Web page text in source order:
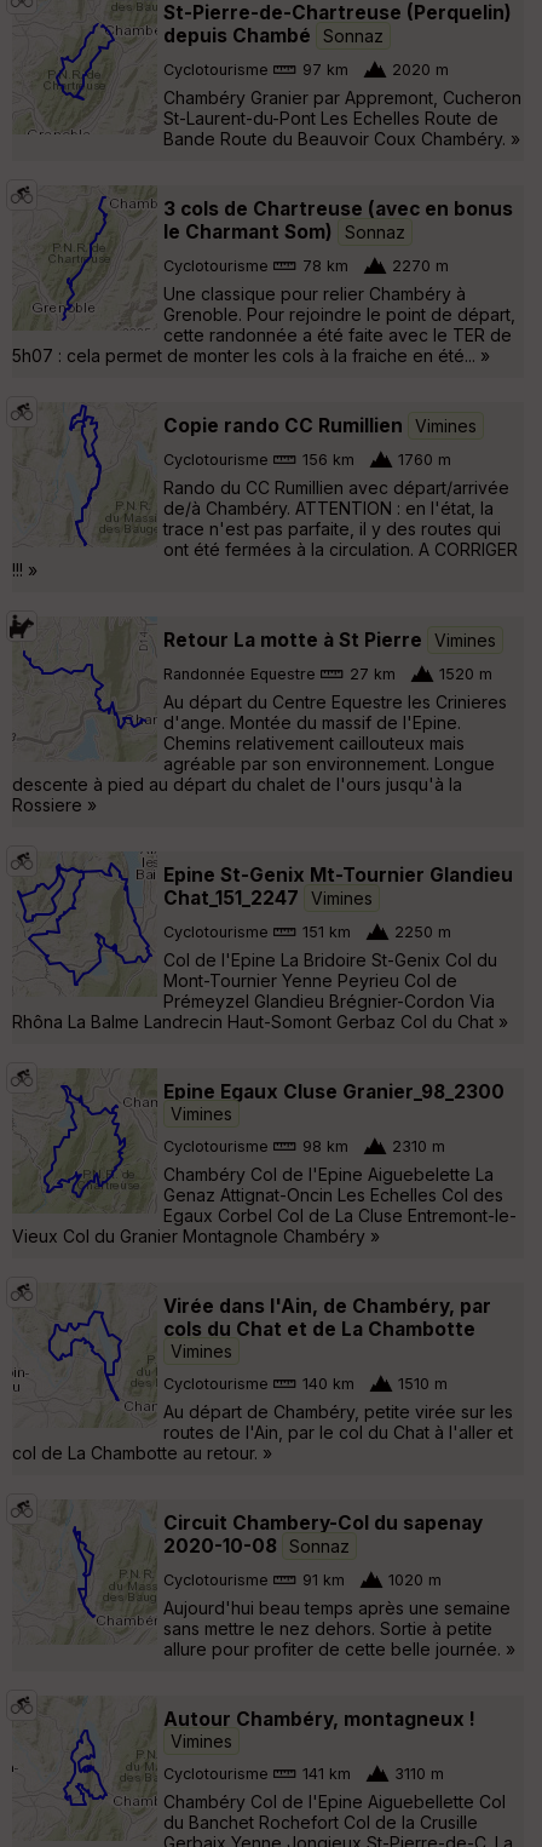
St-Pierre-de-Chartreuse (Perquelin)
depuis Chambé
Sonnaz
Cyclotourisme 97 km 2020 m
Chambéry Granier par Appremont, Cucheron
St-Laurent-du-Pont Les Echelles Route de
Bande Route du Beauvoir Coux Chambéry. »
3 cols de Chartreuse (avec en bonus
le Charmant Som)
Sonnaz
Cyclotourisme 78 km 2270 m
Une classique pour relier Chambéry à
Grenoble. Pour rejoindre le point de départ,
cette randonnée a été faite avec le TER de
5h07 : cela permet de monter les cols à la fraiche en été... »
Copie rando CC Rumillien Vimines
Cyclotourisme 156 km 1760 m
Rando du CC Rumillien avec départ/arrivée
de/à Chambéry. ATTENTION : en l'état, la
trace n'est pas parfaite, il y des routes qui
ont été fermées à la circulation. A CORRIGER
!!! »
Retour La motte à St Pierre Vimines
Randonnée Equestre 27 km 1520 m
Au départ du Centre Equestre les Crinieres
d'ange. Montée du massif de l'Epine.
Chemins relativement caillouteux mais
agréable par son environnement. Longue
descente à pied au départ du chalet de l'ours jusqu'à la
Rossiere »
Epine St-Genix Mt-Tournier Glandieu
Chat_151_2247
Vimines
Cyclotourisme 151 km 2250 m
Col de l'Epine La Bridoire St-Genix Col du
Mont-Tournier Yenne Peyrieu Col de
Prémeyzel Glandieu Brégnier-Cordon Via
Rhôna La Balme Landrecin Haut-Somont Gerbaz Col du Chat »
Epine Egaux Cluse Granier_98_2300
Vimines
Cyclotourisme 98 km 2310 m
Chambéry Col de l'Epine Aiguebelette La
Genaz Attignat-Oncin Les Echelles Col des
Egaux Corbel Col de La Cluse Entremont-le-
Vieux Col du Granier Montagnole Chambéry »
Virée dans l'Ain, de Chambéry, par
cols du Chat et de La Chambotte
Vimines
Cyclotourisme 140 km 1510 m
Au départ de Chambéry, petite virée sur les
routes de l'Ain, par le col du Chat à l'aller et
col de La Chambotte au retour. »
Circuit Chambery-Col du sapenay
2020-10-08
Sonnaz
Cyclotourisme 91 km 1020 m
Aujourd'hui beau temps après une semaine
sans mettre le nez dehors. Sortie à petite
allure pour profiter de cette belle journée. »
Autour Chambéry, montagneux !
Vimines
Cyclotourisme 141 km 3110 m
Chambéry Col de l'Epine Aiguebellette Col
du Banchet Rochefort Col de la Crusille